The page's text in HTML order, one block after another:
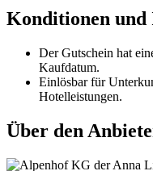
Konditionen
Der Gutschein hat
Kaufdatum.
Einlösbar für
Hotelleistungen.
Über den